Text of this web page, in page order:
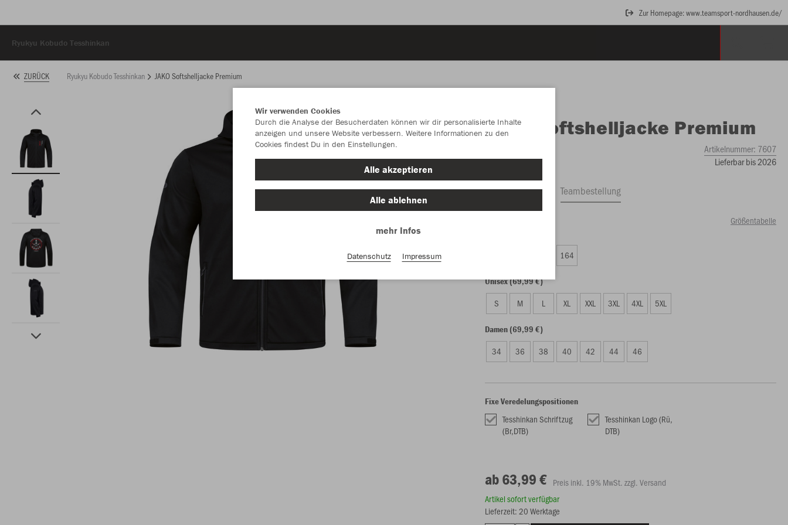
Zur Homepage: www.teamsport-nordhausen.de/
Ryukyu Kobudo Tesshinkan
ZURÜCK Ryukyu Kobudo Tesshinkan JAKO Softshelljacke Premium
JAKO Softshelljacke Premium
Artikelnummer: 7607
Lieferbar bis 2026
Einzelauftrag Teambestellung
Größentabelle
164
Unisex (69,99 €)
S M L XL XXL 3XL 4XL 5XL
Damen (69,99 €)
34 36 38 40 42 44 46
Fixe Veredelungspositionen
Tesshinkan Schriftzug
(Br,DTB)
Tesshinkan Logo (Rü,
DTB)
ab 63,99 € Preis inkl. 19% MwSt. zzgl. Versand
Artikel sofort verfügbar
Lieferzeit: 20 Werktage
Wir verwenden Cookies
Durch die Analyse der Besucherdaten können wir dir personalisierte Inhalte
anzeigen und unsere Website verbessern. Weitere Informationen zu den
Cookies findest Du in den Einstellungen.
Alle akzeptieren
Alle ablehnen
mehr Infos
Datenschutz Impressum